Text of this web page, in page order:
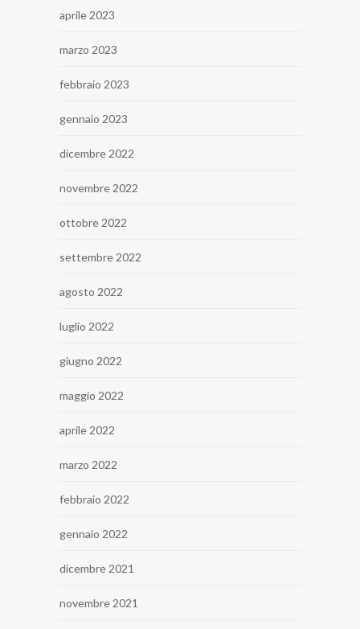
aprile 2023
marzo 2023
febbraio 2023
gennaio 2023
dicembre 2022
novembre 2022
ottobre 2022
settembre 2022
agosto 2022
luglio 2022
giugno 2022
maggio 2022
aprile 2022
marzo 2022
febbraio 2022
gennaio 2022
dicembre 2021
novembre 2021